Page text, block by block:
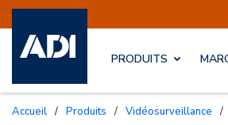
PRODUITS
Accueil / Produits / Vidéosurveillance /